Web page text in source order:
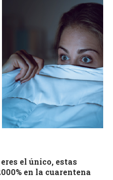
el único, estas
en la cuarentena